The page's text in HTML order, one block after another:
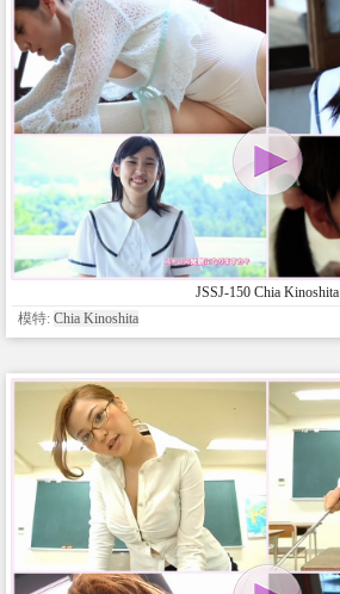
JSSJ-150 Chia Kinoshita
模特: Chia Kinoshita